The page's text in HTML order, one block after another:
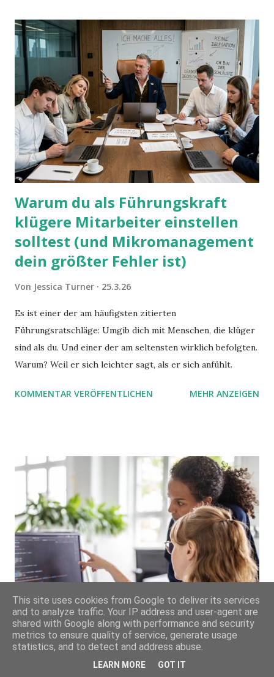
Warum du als Führungskraft
klügere Mitarbeiter einstellen
solltest (und Mikromanagement
dein größter Fehler ist)
Von Jessica Turner 25.3.26
Es ist einer der am häufigsten zitierten
Führungsratschläge: Umgib dich mit Menschen, die klüger
sind als du. Und einer der am seltensten wirklich befolgten.
Warum? Weil er sich leichter sagt, als er sich anfühlt.
KOMMENTAR VERÖFFENTLICHEN MEHR ANZEIGEN
Kategorien im Neuen Outlook -
für das Team nutzen: Remake
This site uses cookies from Google to deliver its services
and to analyze traffic. Your IP address and user-agent are
shared with Google along with performance and security
metrics to ensure quality of service, generate usage
statistics, and to detect and address abuse.
LEARN MORE GOT IT